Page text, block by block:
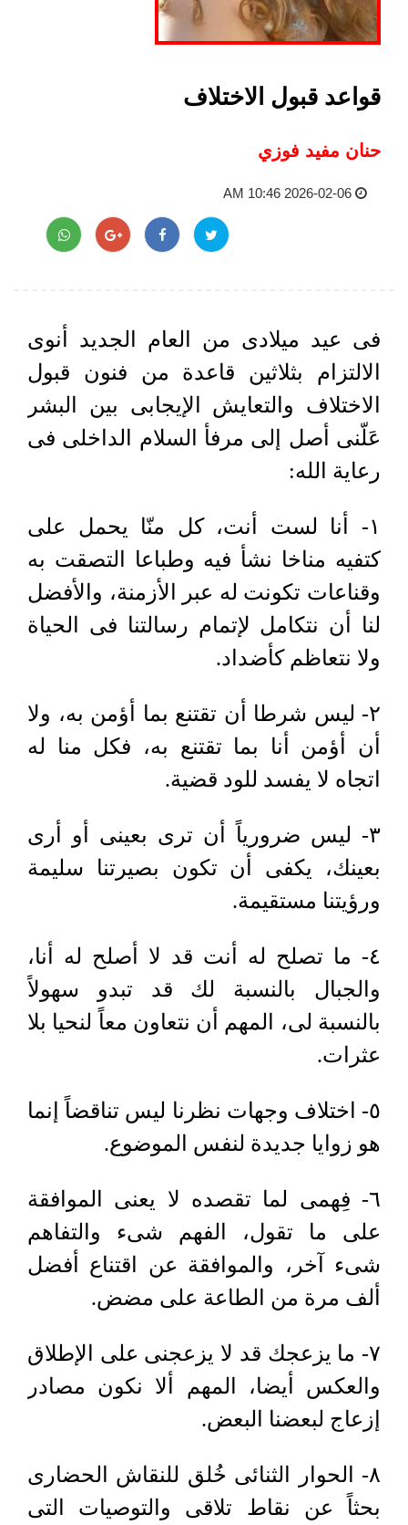
قواعد قبول الاختلاف
حنان مفيد فوزي
2026-02-06 10:46 AM
فى عيد ميلادى من العام الجديد أنوى
الالتزام بثلاثين قاعدة من فنون قبول
الاختلاف والتعايش الإيجابى بين البشر
عَلّنى أصل إلى مرفأ السلام الداخلى فى
رعاية الله:
١- أنا لست أنت، كل منّا يحمل على
كتفيه مناخا نشأ فيه وطباعا التصقت به
وقناعات تكونت له عبر الأزمنة، والأفضل
لنا أن نتكامل لإتمام رسالتنا فى الحياة
ولا نتعاظم كأضداد.
٢- ليس شرطا أن تقتنع بما أؤمن به، ولا
أن أؤمن أنا بما تقتنع به، فكل منا له
اتجاه لا يفسد للود قضية.
٣- ليس ضرورياً أن ترى بعينى أو أرى
بعينك، يكفى أن تكون بصيرتنا سليمة
ورؤيتنا مستقيمة.
٤- ما تصلح له أنت قد لا أصلح له أنا،
والجبال بالنسبة لك قد تبدو سهولاً
بالنسبة لى، المهم أن نتعاون معاً لنحيا بلا
عثرات.
٥- اختلاف وجهات نظرنا ليس تناقضاً إنما
هو زوايا جديدة لنفس الموضوع.
٦- فِهمى لما تقصده لا يعنى الموافقة
على ما تقول، الفهم شىء والتفاهم
شىء آخر، والموافقة عن اقتناع أفضل
ألف مرة من الطاعة على مضض.
٧- ما يزعجك قد لا يزعجنى على الإطلاق
والعكس أيضا، المهم ألا نكون مصادر
إزعاج لبعضنا البعض.
٨- الحوار الثنائى خُلق للنقاش الحضارى
بحثاً عن نقاط تلاقى والتوصيات التى